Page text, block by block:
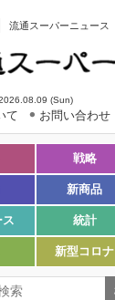
流通スーパーニュース
(Sun)
て お問い合わせ
戦略
新商品
ス 統計
新型コロナ